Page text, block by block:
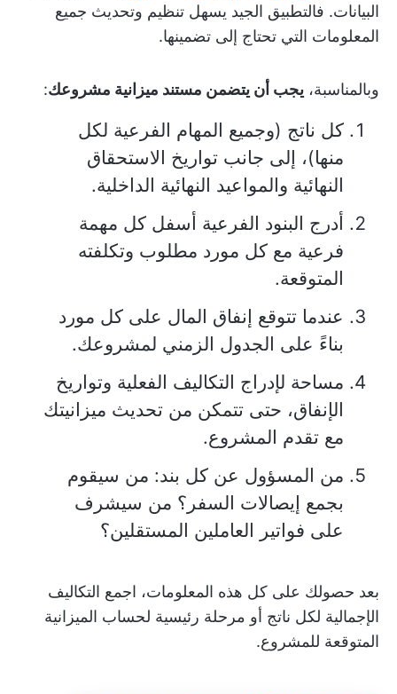
البيانات. فالتطبيق الجيد يسهل تنظيم وتحديث جميع
المعلومات التي تحتاج إلى تضمينها.
وبالمناسبة، يجب أن يتضمن مستند ميزانية مشروعك:
كل ناتج (وجميع المهام الفرعية لكل
منها)، إلى جانب تواريخ الاستحقاق
النهائية والمواعيد النهائية الداخلية.
أدرج البنود الفرعية أسفل كل مهمة
فرعية مع كل مورد مطلوب وتكلفته
المتوقعة.
عندما تتوقع إنفاق المال على كل مورد
بناءً على الجدول الزمني لمشروعك.
مساحة لإدراج التكاليف الفعلية وتواريخ
الإنفاق، حتى تتمكن من تحديث ميزانيتك
مع تقدم المشروع.
من المسؤول عن كل بند: من سيقوم
بجمع إيصالات السفر؟ من سيشرف
على فواتير العاملين المستقلين؟
بعد حصولك على كل هذه المعلومات، اجمع التكاليف
الإجمالية لكل ناتج أو مرحلة رئيسية لحساب الميزانية
المتوقعة للمشروع.